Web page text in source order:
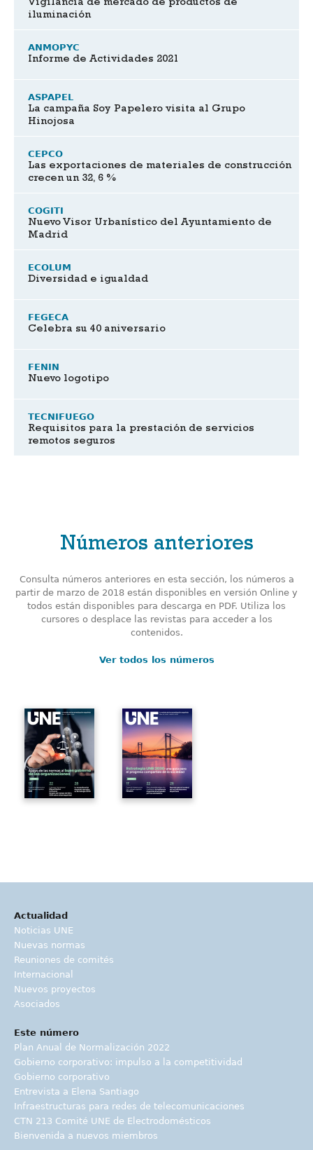
Vigilancia de mercado de productos de
iluminación
ANMOPYC
Informe de Actividades 2021
ASPAPEL
La campaña Soy Papelero visita al Grupo
Hinojosa
CEPCO
Las exportaciones de materiales de construcción
crecen un 32, 6 %
COGITI
Nuevo Visor Urbanístico del Ayuntamiento de
Madrid
ECOLUM
Diversidad e igualdad
FEGECA
Celebra su 40 aniversario
FENIN
Nuevo logotipo
TECNIFUEGO
Requisitos para la prestación de servicios
remotos seguros
Números anteriores
Consulta números anteriores en esta sección, los números a
partir de marzo de 2018 están disponibles en versión Online y
todos están disponibles para descarga en PDF. Utiliza los
cursores o desplace las revistas para acceder a los
contenidos.
Ver todos los números
Actualidad
Noticias UNE
Nuevas normas
Reuniones de comités
Internacional
Nuevos proyectos
Asociados
Este número
Plan Anual de Normalización 2022
Gobierno corporativo: impulso a la competitividad
Gobierno corporativo
Entrevista a Elena Santiago
Infraestructuras para redes de telecomunicaciones
CTN 213 Comité UNE de Electrodomésticos
Bienvenida a nuevos miembros